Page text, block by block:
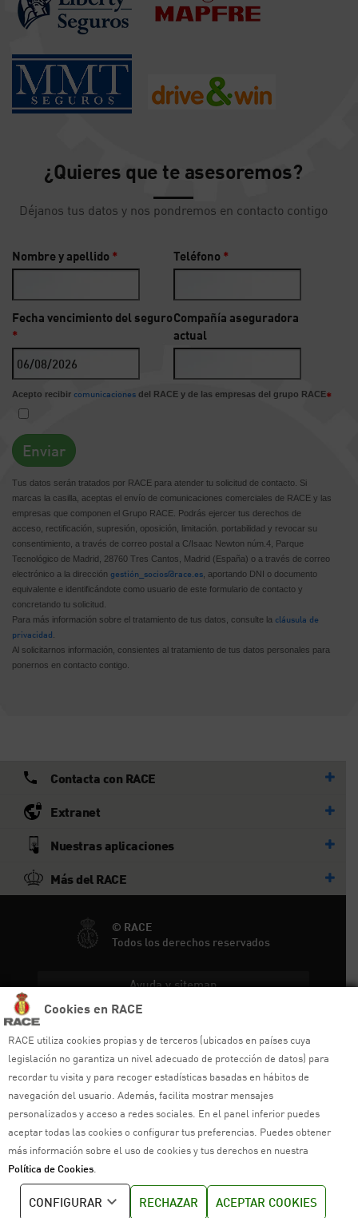
Cookies en RACE
RACE utiliza cookies propias y de terceros (ubicados en países cuya
legislación no garantiza un nivel adecuado de protección de datos) para
recordar tu visita y para recoger estadísticas basadas en hábitos de
navegación del usuario. Además, facilita mostrar mensajes
personalizados y acceso a redes sociales. En el panel inferior puedes
aceptar todas las cookies o configurar tus preferencias. Puedes obtener
más información sobre el uso de cookies y tus derechos en nuestra
Política de Cookies
CONFIGURAR RECHAZAR ACEPTAR COOKIES
¿Quieres que te asesoremos?
Déjanos tus datos y nos pondremos en contacto contigo
Nombre y apellido * Teléfono *
Fecha vencimiento del seguro
*
Compañía aseguradora
actual
Acepto recibir comunicaciones del RACE y de las empresas del grupo RACE*
Tus datos serán tratados por RACE para atender tu solicitud de contacto. Si
marcas la casilla, aceptas el envío de comunicaciones comerciales de RACE y las
empresas que componen el Grupo RACE. Podrás ejercer tus derechos de
acceso, rectificación, supresión, oposición, limitación. portabilidad y revocar su
consentimiento, a través de correo postal a C/Isaac Newton núm.4, Parque
Tecnológico de Madrid, 28760 Tres Cantos, Madrid (España) o a través de correo
electrónico a la dirección gestión_socios@race.es , aportando DNI o documento
equivalente e identificándote como usuario de este formulario de contacto y
concretando tu solicitud.
Para más información sobre el tratamiento de tus datos, consulte la cláusula de
privacidad
Al solicitarnos información, consientes al tratamiento de tus datos personales para
ponernos en contacto contigo.
Contacta con RACE
Extranet
Nuestras aplicaciones
Más del RACE
© RACE
Todos los derechos reservados
Ayuda y sitemap
Política de privacidad
Política de cookies
Política de venta
Política de calidad
Canal de denuncias